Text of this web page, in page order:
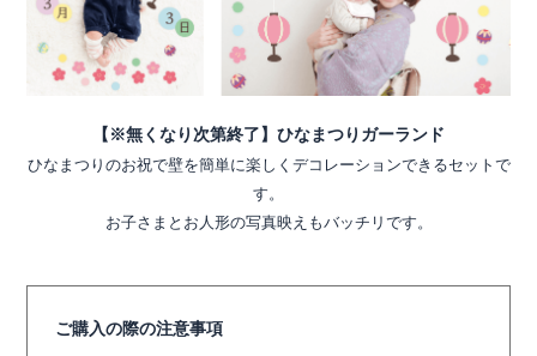
【※無くなり次第終了】ひなまつりガーランド
ひなまつりのお祝で壁を簡単に楽しくデコレーションできるセットで
す。
お子さまとお人形の写真映えもバッチリです。
ご購入の際の注意事項